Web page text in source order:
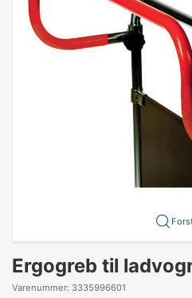
Ergogreb til
Varenummer: 3335996601